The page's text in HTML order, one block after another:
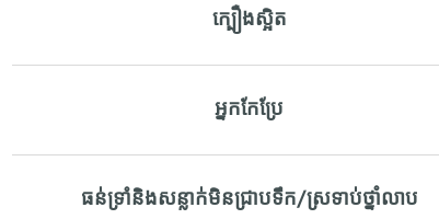
ក្បឿងស្អិត
អ្នកកែប្រែ
ធន់ទ្រាំនិងសន្លាក់មិនជ្រាបទឹក/ស្រទាប់ថ្នាំលាប